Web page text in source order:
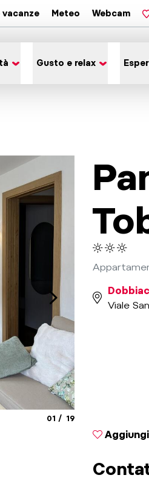
Meteo Webcam
Gusto e relax
aria.slide_indicator.prefix
01 19
Viale